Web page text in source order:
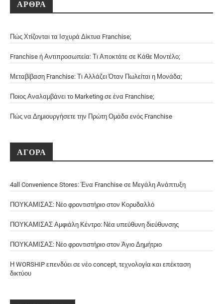
ΑΡΘΡΑ
Πώς Χτίζονται τα Ισχυρά Δίκτυα Franchise;
Franchise ή Αντιπροσωπεία: Τι Αποκτάτε σε Κάθε Μοντέλο;
Μεταβίβαση Franchise: Τι Αλλάζει Όταν Πωλείται η Μονάδα;
Ποιος Αναλαμβάνει το Marketing σε ένα Franchise;
Πώς να Δημιουργήσετε την Πρώτη Ομάδα ενός Franchise
ΑΓΟΡΑ
4all Convenience Stores: Ένα Franchise σε Μεγάλη Ανάπτυξη
ΠΟΥΚΑΜΙΣΑΣ: Νέο φροντιστήριο στον Κορυδαλλό
ΠΟΥΚΑΜΙΣΑΣ Αμφιάλη Κέντρο: Νέα υπεύθυνη διεύθυνσης
ΠΟΥΚΑΜΙΣΑΣ: Νέο φροντιστήριο στον Άγιο Δημήτριο
Η WORSHIP επενδύει σε νέο concept, τεχνολογία και επέκταση
δικτύου